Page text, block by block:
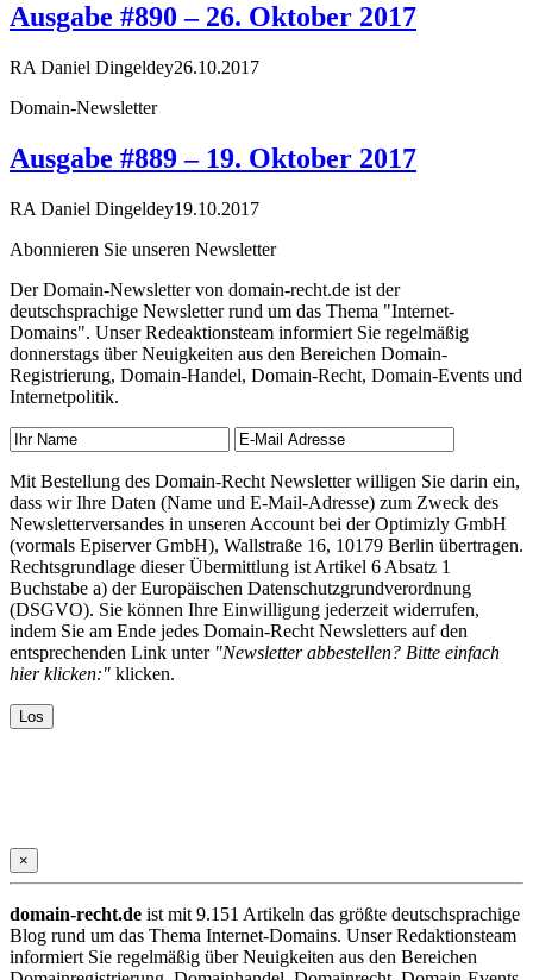
Ausgabe #890 – 26. Oktober 2017
RA Daniel Dingeldey26.10.2017
Domain-Newsletter
Ausgabe #889 – 19. Oktober 2017
RA Daniel Dingeldey19.10.2017
Abonnieren Sie unseren Newsletter
Der Domain-Newsletter von domain-recht.de ist der
deutschsprachige Newsletter rund um das Thema "Internet-
Domains". Unser Redeaktionsteam informiert Sie regelmäßig
donnerstags über Neuigkeiten aus den Bereichen Domain-
Registrierung, Domain-Handel, Domain-Recht, Domain-Events und
Internetpolitik.
Mit Bestellung des Domain-Recht Newsletter willigen Sie darin ein,
dass wir Ihre Daten (Name und E-Mail-Adresse) zum Zweck des
Newsletterversandes in unseren Account bei der Optimizly GmbH
(vormals Episerver GmbH), Wallstraße 16, 10179 Berlin übertragen.
Rechtsgrundlage dieser Übermittlung ist Artikel 6 Absatz 1
Buchstabe a) der Europäischen Datenschutzgrundverordnung
(DSGVO). Sie können Ihre Einwilligung jederzeit widerrufen,
indem Sie am Ende jedes Domain-Recht Newsletters auf den
entsprechenden Link unter "Newsletter abbestellen? Bitte einfach
hier klicken:" klicken.
×
domain-recht.de ist mit 9.151 Artikeln das größte deutschsprachige
Blog rund um das Thema Internet-Domains. Unser Redaktionsteam
informiert Sie regelmäßig über Neuigkeiten aus den Bereichen